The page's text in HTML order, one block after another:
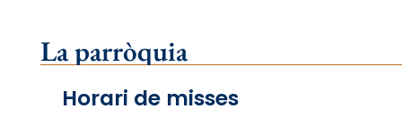
La parròquia
Horari de misses